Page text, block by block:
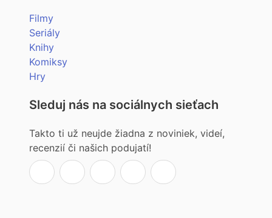
Filmy
Seriály
Knihy
Komiksy
Hry
Sleduj nás na sociálnych sieťach
Takto ti už neujde žiadna z noviniek, videí,
recenzií či našich podujatí!